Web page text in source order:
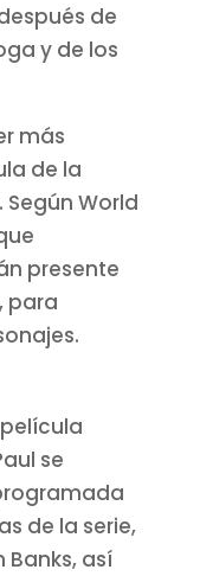
de
y de los
más
de la
World
presente
para
se
de la serie,
así